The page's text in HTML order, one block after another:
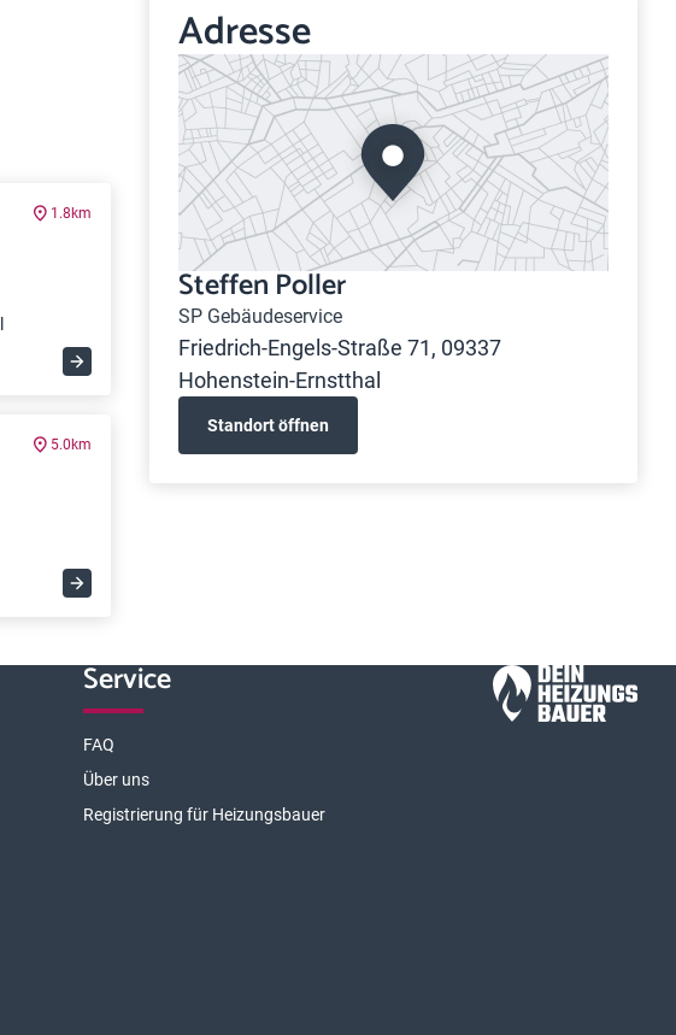
1.8km
5.0km
Adresse
Steffen Poller
SP Gebäudeservice
Friedrich-Engels-Straße 71, 09337
Hohenstein-Ernstthal
Standort öffnen
Service
FAQ
Über uns
Registrierung für Heizungsbauer